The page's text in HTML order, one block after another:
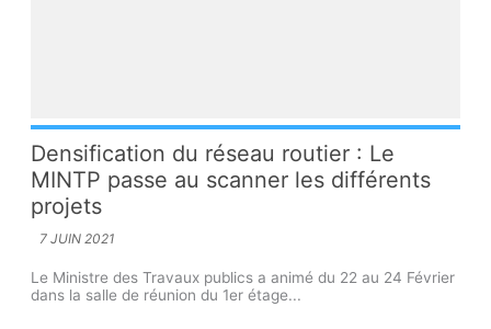
Densification du réseau routier : Le
MINTP passe au scanner les différents
projets
7 JUIN 2021
Le Ministre des Travaux publics a animé du 22 au 24 Février
dans la salle de réunion du 1er étage...